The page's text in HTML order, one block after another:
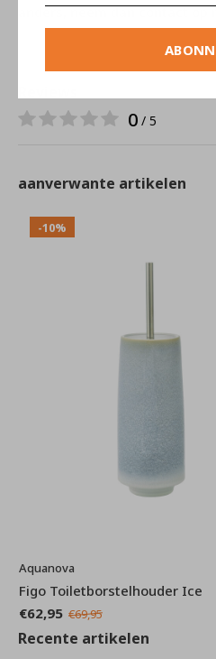
anders, neem dan contact
0 / 5
aanverwante artikelen
-10%
Aquanova
Figo Toiletborstelhouder Ice
€62,95 €69,95
Recente artikelen